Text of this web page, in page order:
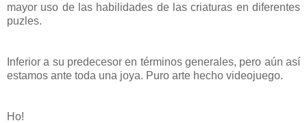
mayor uso de las habilidades de las criaturas en diferentes
puzles.
Inferior a su predecesor en términos generales, pero aún así
estamos ante toda una joya. Puro arte hecho videojuego.
Ho!